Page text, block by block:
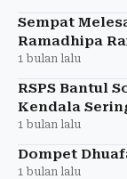
Sempat
Ramadhipa
1 bulan lalu
RSPS Bantul
Kendala
1 bulan lalu
Dompet
1 bulan lalu